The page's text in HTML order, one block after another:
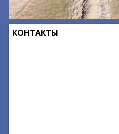
КОНТАКТЫ